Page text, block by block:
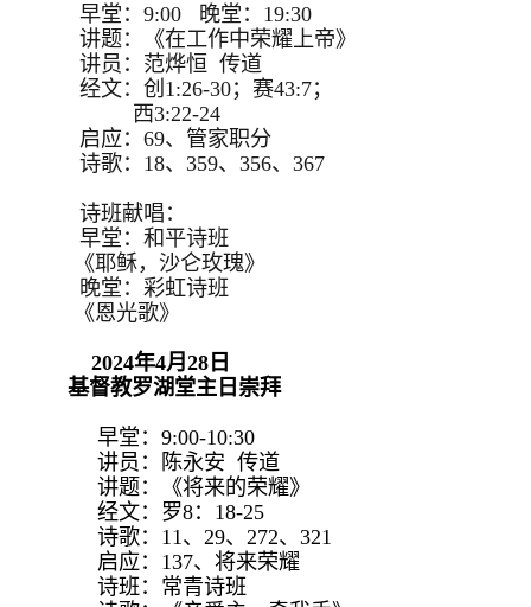
早堂：9:00 晚堂：19:30
讲题：《在工作中荣耀上帝》
讲员：范烨恒 传道
经文：创1:26-30；赛43:7；
西3:22-24
启应：69、管家职分
诗歌：18、359、356、367
诗班献唱：
早堂：和平诗班
《耶稣，沙仑玫瑰》
晚堂：彩虹诗班
《恩光歌》
2024年4月28日
基督教罗湖堂主日崇拜
早堂：9:00-10:30
讲员：陈永安 传道
讲题：《将来的荣耀》
经文：罗8：18-25
诗歌：11、29、272、321
启应：137、将来荣耀
诗班：常青诗班